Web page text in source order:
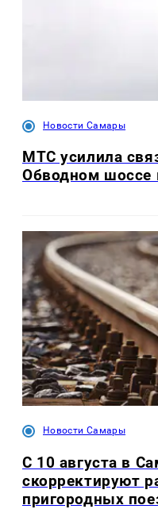
Новости Самары
МТС усилила
Обводном шоссе
Новости Самары
С 10 августа в
скорректируют
пригородных